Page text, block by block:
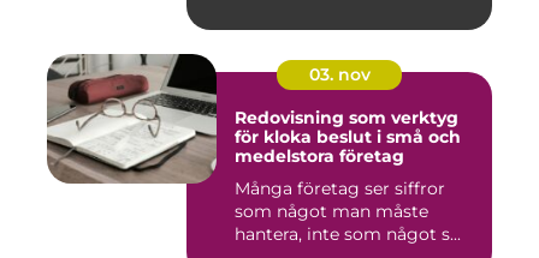
03. nov
Redovisning som verktyg
för kloka beslut i små och
medelstora företag
Många företag ser siffror
som något man måste
hantera, inte som något s...